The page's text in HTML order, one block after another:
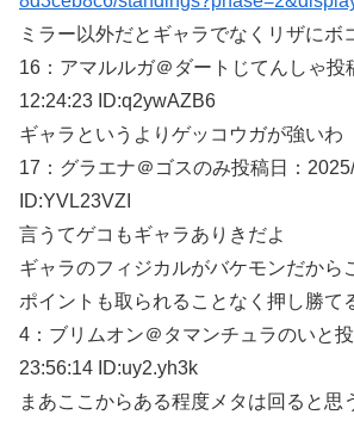
ミラー以外だとギャラでなくリザにボ
16： アマルルガ＠ダートじてんしゃ投
12:24:23 ID:q2ywAZB6
ギャラというよりゲッコウガが強いわ
17： グラエナ＠ゴスのみ投稿日：
ID:YVL23VZI
言うてゲコもギャラありきだよ
ギャラのフィジカルがバケモンだから
ポイントも取られることなく押し勝て
4： ブリムオン＠タマンチュラのいと
23:56:14 ID:uy2.yh3k
まあここからある程度メタは回ると思